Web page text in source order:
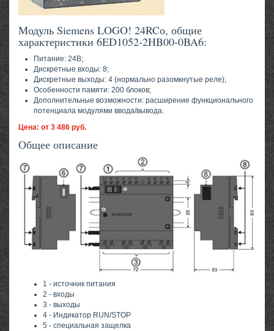
Модуль Siemens LOGO! 24RCо, общие
характеристики 6ED1052-2HB00-0BA6:
Питание: 24В;
Дискретные входы: 8;
Дискретные выходы: 4 (нормально разомкнутые реле);
Особенности памяти: 200 блоков;
Дополнительные возможности: расширение функционального
потенциала модулями ввода/вывода.
Цена: от 3 486 руб.
Общее описание
1 - источник питания
2 - входы
3 - выходы
4 - Индикатор RUN/STOP
5 - специальная защелка